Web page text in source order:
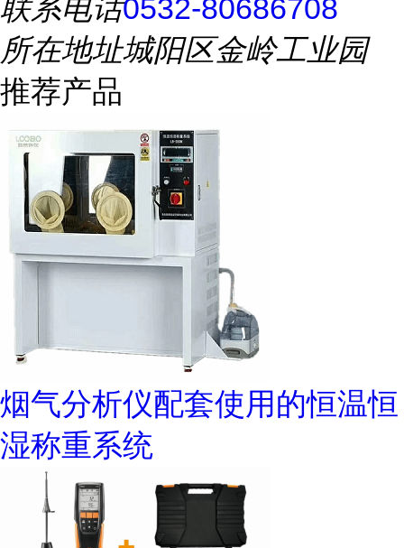
联系电话0532-80686708
所在地址城阳区金岭工业园
推荐产品
烟气分析仪配套使用的恒温恒
湿称重系统